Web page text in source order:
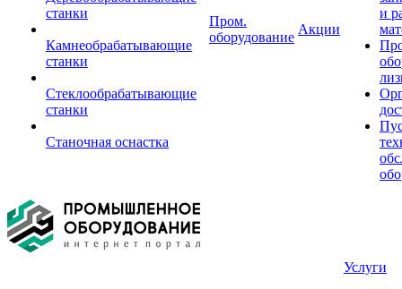
станки
Камнеобрабатывающие
станки
Стеклообрабатывающие
станки
Станочная оснастка
Пром.
оборудование
Акции
и
Услуги